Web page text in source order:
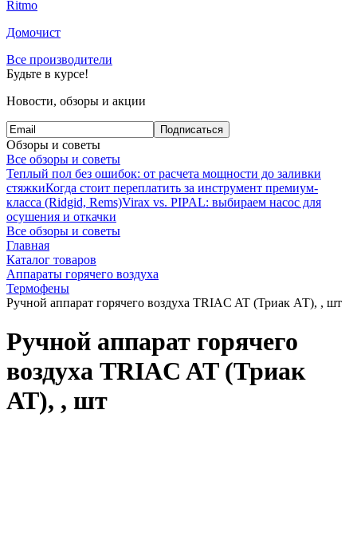
Ritmo
Домочист
Все производители
Будьте в курсе!
Новости, обзоры и акции
Подписаться
Обзоры и советы
Все обзоры и советы
Теплый пол без ошибок: от расчета мощности до заливки
стяжкиКогда стоит переплатить за инструмент премиум-
класса (Ridgid, Rems)Virax vs. PIPAL: выбираем насос для
осушения и откачки
Все обзоры и советы
Главная
Каталог товаров
Аппараты горячего воздуха
Термофены
Ручной аппарат горячего воздуха TRIAC AT (Триак АТ), , шт
Ручной аппарат горячего
воздуха TRIAC AT (Триак
АТ), , шт